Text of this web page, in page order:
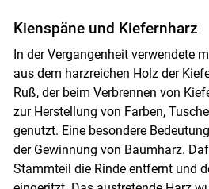
Kienspäne und Kiefernharz
In der Vergangenheit verwendete
aus dem harzreichen Holz der
Ruß, der beim Verbrennen von
zur Herstellung von Farben,
genutzt. Eine besondere
der Gewinnung von Baumharz.
Stammteil die Rinde entfernt und